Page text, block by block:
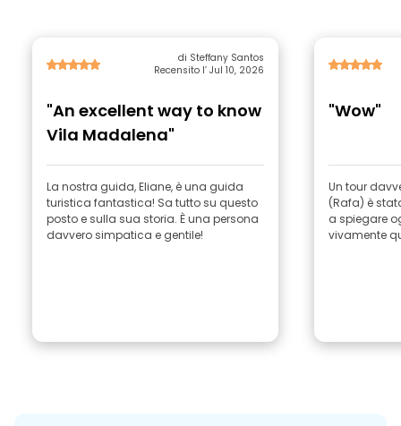
di Steffany Santos
Recensito l’ Jul 10, 2026
"An excellent way to know
Vila Madalena"
La nostra guida, Eliane, è una guida
turistica fantastica! Sa tutto su questo
posto e sulla sua storia. È una persona
davvero simpatica e gentile!
"Wow"
Un tour
(Rafa) è
a spiegare
vivamente